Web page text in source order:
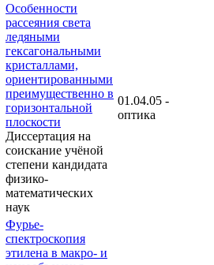
Особенности
рассеяния света
ледяными
гексагональными
кристаллами,
ориентированными
преимущественно в
горизонтальной
плоскости
Диссертация на
соискание учёной
степени кандидата
физико-
математических
наук
01.04.05 -
оптика
Фурье-
спектроскопия
этилена в макро- и